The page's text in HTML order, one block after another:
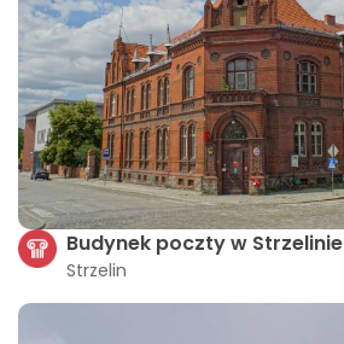
Budynek poczty w Strzelinie
Strzelin